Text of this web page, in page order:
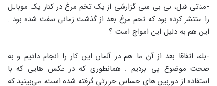
-مدتی قبل، بی بی سی گزارشی از یک تخم مرغ در کنار یک موبایل
را منتشر کرده بود که تخم مرغ بعد از گذشت زمانی سفت شده بود .
این هم به دلیل این امواج است ؟
-بله، اتفاقا بعد از آن ما هم در آلمان این کار را انجام دادیم و به
صحت موضوع پی بردیم . همانطوری که در عکس هایی که با
استفاده از دوربین های حساس حرارتی گرفته شده است، می‌بینید که